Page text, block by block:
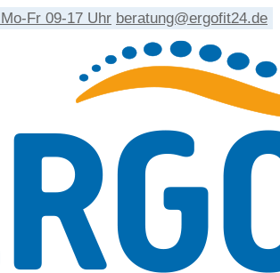
Fr 09-17 Uhr beratung@ergofit24.de